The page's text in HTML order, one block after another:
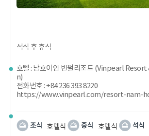
석식 후 휴식
호텔 : 남호이안 빈펄리조트 (Vinpearl
n)
전화번호 : +84 236 393 8220
https://www.vinpearl.com/resort-nam-
호텔식 호텔식